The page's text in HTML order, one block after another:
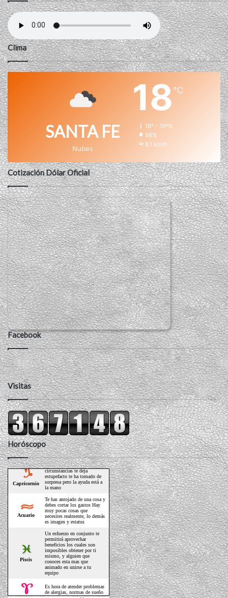
Clima
SANTA FE
Nubes
18 ℃
18º - 19º%
98%
8.1 km/h
Cotización Dólar Oficial
Facebook
Visitas
Horóscopo